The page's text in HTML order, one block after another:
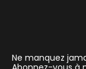
Ne manquez